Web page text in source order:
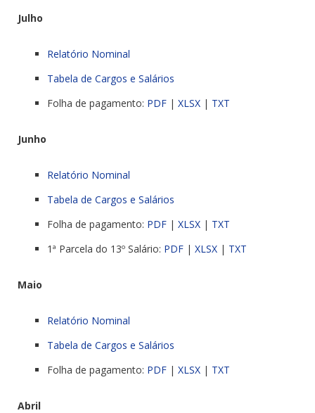
Julho
Relatório Nominal
Tabela de Cargos e Salários
Folha de pagamento: PDF | XLSX | TXT
Junho
Relatório Nominal
Tabela de Cargos e Salários
Folha de pagamento: PDF | XLSX | TXT
1ª Parcela do 13º Salário: PDF | XLSX | TXT
Maio
Relatório Nominal
Tabela de Cargos e Salários
Folha de pagamento: PDF | XLSX | TXT
Abril